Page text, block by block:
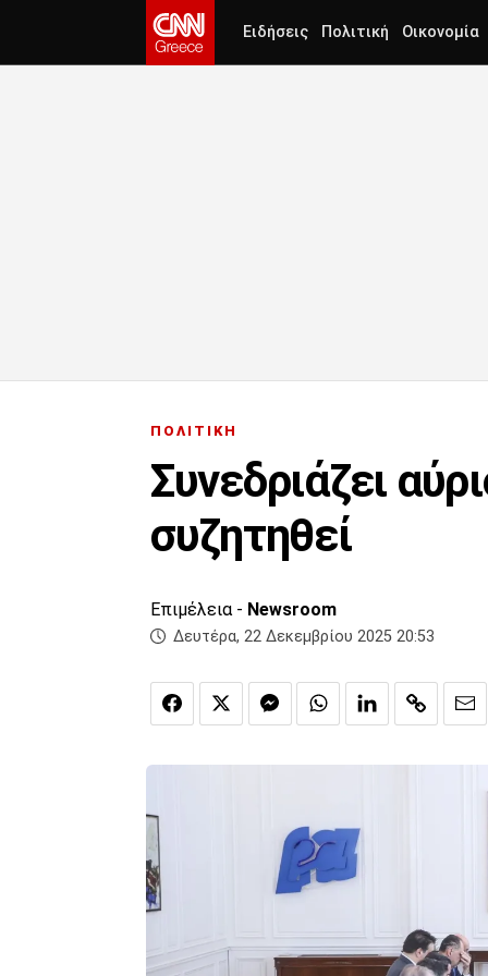
Ειδήσεις Πολιτική Οικονομία
ΠΟΛΙΤΙΚΗ
Συνεδριάζει
συζητηθεί
Επιμέλεια - Newsroom
Δευτέρα, 22 Δεκεμβρίου 2025 20:53